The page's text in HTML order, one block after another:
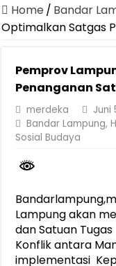
Pemprov Lampung
Dirut Jasa Raharja
Pastikan Pelayanan
Dirut Jasa Raharja
Jasa Raharja Jamin
Gubernur Mirza Ajak
Home / Bandar
Optimalkan Satgas
Pemprov
Penanganan
merdeka
Juni
Bandar Lampung,
Sosial Budaya
Lampung akan
dan Satuan
Konflik antara
implementasi